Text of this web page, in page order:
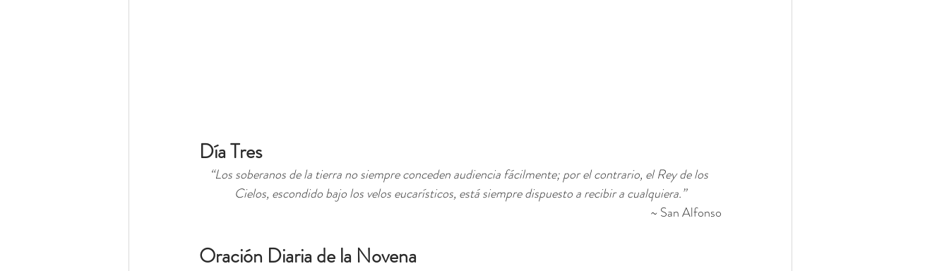
Día Tres
“Los soberanos de la tierra no siempre conceden audiencia fácilmente; por el contrario, el Rey de los
Cielos, escondido bajo los velos eucarísticos, está siempre dispuesto a recibir a cualquiera.”
~ San Alfonso
Oración Diaria de la Novena